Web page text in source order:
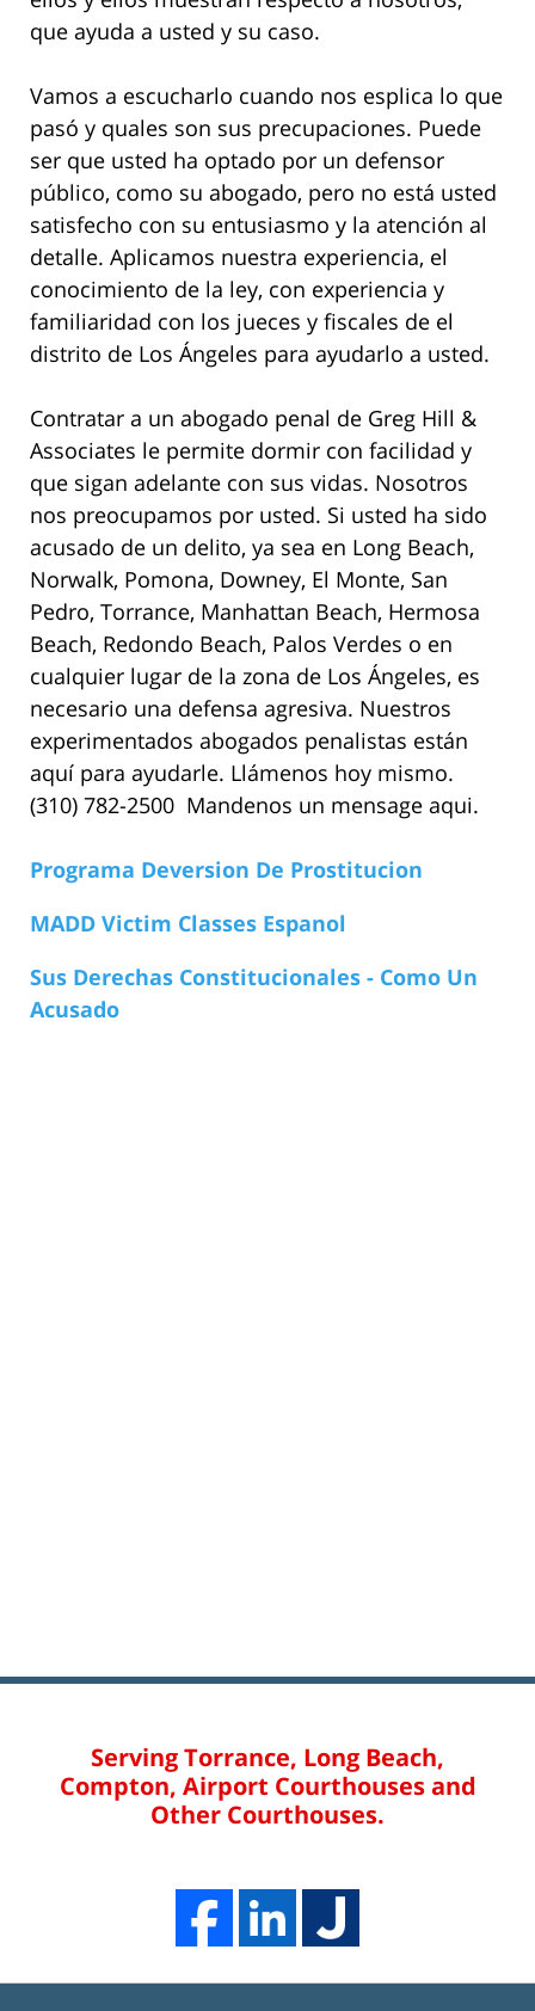
que ayuda a usted y su caso.
Vamos a escucharlo cuando nos esplica lo que
pasó y quales son sus precupaciones. Puede
ser que usted ha optado por un defensor
público, como su abogado, pero no está usted
satisfecho con su entusiasmo y la atención al
detalle. Aplicamos nuestra experiencia, el
conocimiento de la ley, con experiencia y
familiaridad con los jueces y fiscales de el
distrito de Los Ángeles para ayudarlo a usted.
Contratar a un abogado penal de Greg Hill &
Associates le permite dormir con facilidad y
que sigan adelante con sus vidas. Nosotros
nos preocupamos por usted. Si usted ha sido
acusado de un delito, ya sea en Long Beach,
Norwalk, Pomona, Downey, El Monte, San
Pedro, Torrance, Manhattan Beach, Hermosa
Beach, Redondo Beach, Palos Verdes o en
cualquier lugar de la zona de Los Ángeles, es
necesario una defensa agresiva. Nuestros
experimentados abogados penalistas están
aquí para ayudarle. Llámenos hoy mismo.
(310) 782-2500 Mandenos un mensage aqui.
Programa Deversion De Prostitucion
MADD Victim Classes Espanol
Sus Derechas Constitucionales - Como Un
Acusado
Serving Torrance, Long Beach,
Compton, Airport Courthouses and
Other Courthouses.